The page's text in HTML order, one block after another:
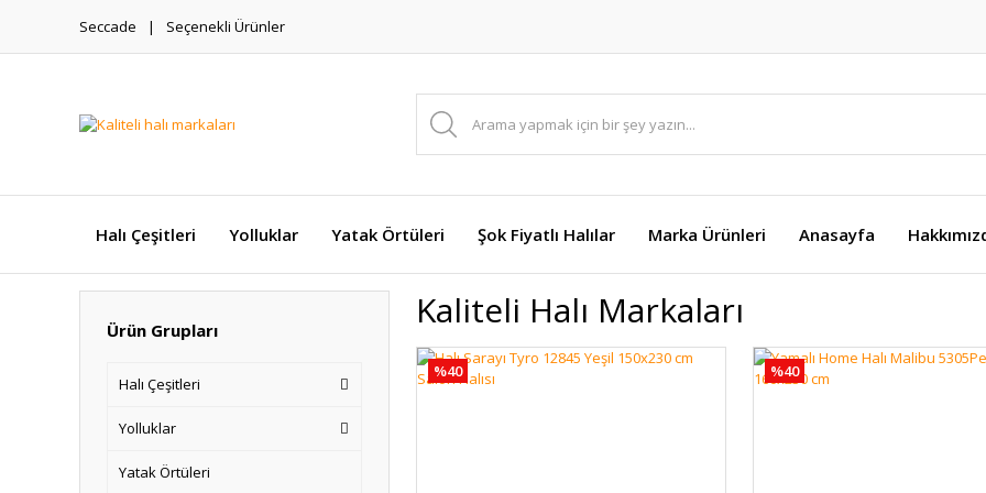
Seccade Seçenekli Ürünler
Halı Çeşitleri Yolluklar Yatak Örtüleri Şok Fiyatlı Halılar Marka Ürünleri Anasayfa
Ürün Grupları
Halı Çeşitleri
Yolluklar
Yatak Örtüleri
Kaliteli Halı Markaları
%40 %40